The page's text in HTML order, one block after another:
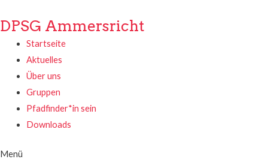
DPSG Ammersricht
Startseite
Aktuelles
Über uns
Gruppen
Pfadfinder*in sein
Downloads
Menü